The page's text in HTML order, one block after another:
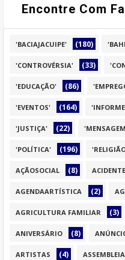
Encontre Com
'BACIAJACUIPE' (180)
'CONTROVÉRSIA' (33)
'EDUCAÇÃO' (86)
'EVENTOS' (164)
'JUSTIÇA' (22)
'POLÍTICA' (196)
AÇÃOSOCIAL (8)
AGENDAARTÍSTICA (2)
AGRICULTURA FAMILIAR (3)
ANIVERSÁRIO (8)
ARTISTAS (4)